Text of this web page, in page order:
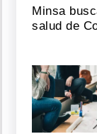
Minsa
salud de